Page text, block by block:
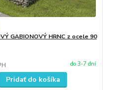
GABIONOVÝ HRNC z ocele 90
do 3-7 dní
Pridať do košíka